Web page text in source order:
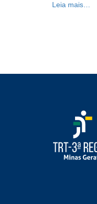
Leia mais…